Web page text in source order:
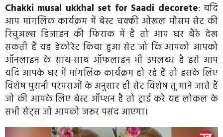
Chakki musal ukkhal set for Saadi decorete: यदि
आप मांगलिक कार्यक्रम में बेस्ट चक्की ओखल मौसम सेट की
रिचुअल्स डिजाइन की फिराक में है तो आप घर बैठे देख
सकती हैं यह डेकोरेट किया हुआ सेट जो कि आपको आपको
ऑनलाइन के साथ-साथ ऑफलाइन भी उपलब्ध है इसे आप
यदि आपके घर में मांगलिक कार्यक्रम हो रहे हैं तो इसके लिए
विशेष पुरानी परंपराओं के अनुसार ही सेट विशेष तू माने जाते हैं
जो की आपके लिए बेस्ट ऑप्शन है तो ट्राई करें यह लोकल के
सभी सेट्स जो आपको जरूर पसंद आएगा।